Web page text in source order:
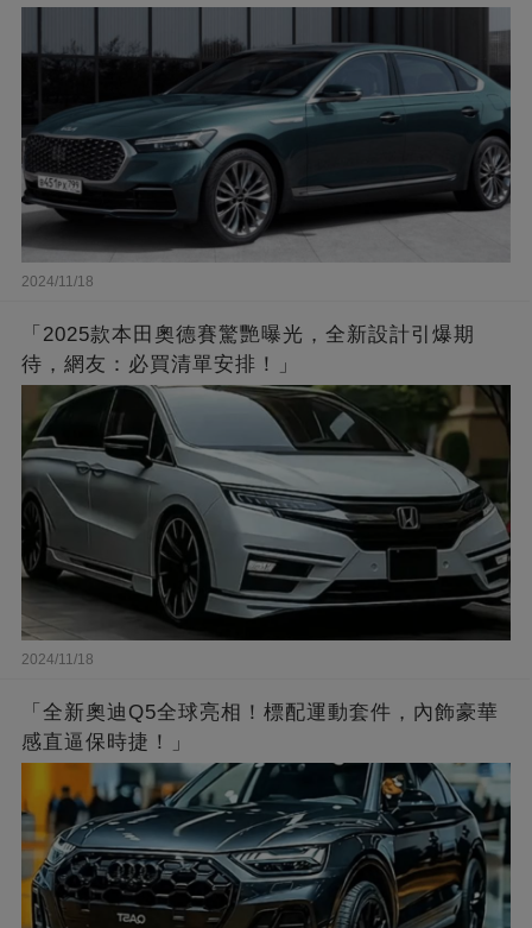
2024/11/18
「2025款本田奧德賽驚艷曝光，全新設計引爆期
待，網友：必買清單安排！」
2024/11/18
「全新奧迪Q5全球亮相！標配運動套件，內飾豪華
感直逼保時捷！」